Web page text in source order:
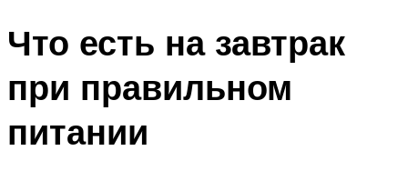
Что есть на завтрак
при правильном
питании